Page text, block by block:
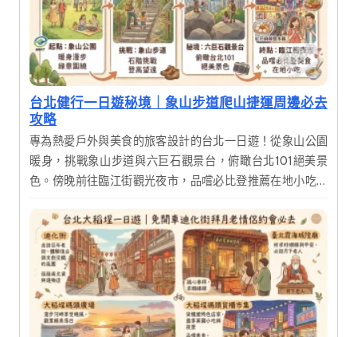
台北健行一日遊秘境｜象山步道爬山捷運周邊必去
攻略
專為熱愛戶外與美食的旅客設計的台北一日遊！從象山公園
暖身，挑戰象山步道與六巨石觀景台，俯瞰台北101絕美景
色。傍晚前往臨江街觀光夜市，品嚐必比登推薦在地小吃，